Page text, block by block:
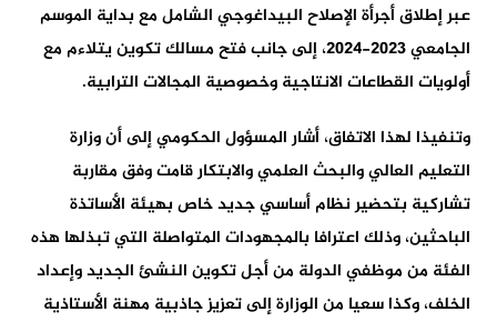
عبر إطلاق أجرأة الإصلاح البيداغوجي الشامل مع بداية الموسم
الجامعي 2023-2024، إلى جانب فتح مسالك تكوين يتلاءم مع
أولويات القطاعات الانتاجية وخصوصية المجالات الترابية.
وتنفيذا لهذا الاتفاق، أشار المسؤول الحكومي إلى أن وزارة
التعليم العالي والبحث العلمي والابتكار قامت وفق مقاربة
تشاركية بتحضير نظام أساسي جديد خاص بهيئة الأساتذة
الباحثين، وذلك اعترافا بالمجهودات المتواصلة التي تبذلها هذه
الفئة من موظفي الدولة من أجل تكوين النشئ الجديد وإعداد
الخلف، وكذا سعيا من الوزارة إلى تعزيز جاذبية مهنة الأستاذية